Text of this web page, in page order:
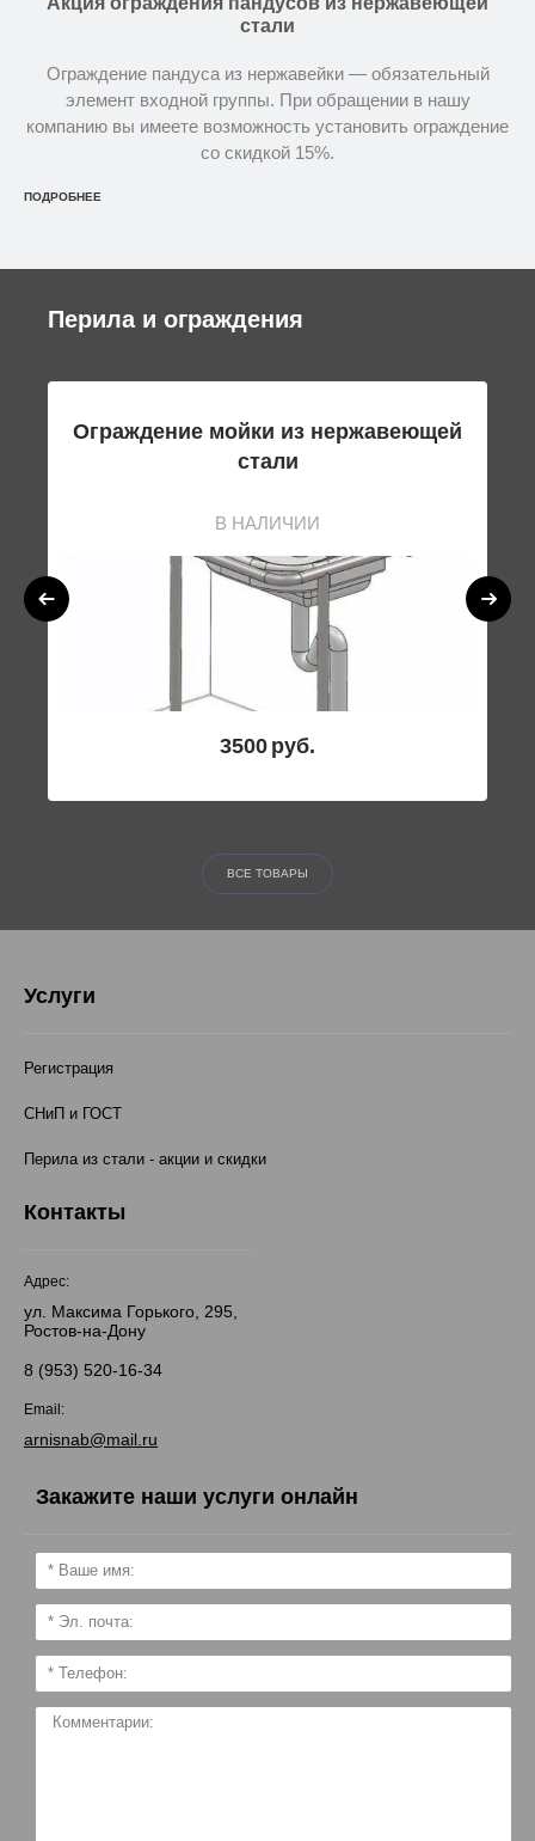
стали
Ограждение пандуса из нержавейки — обязательный
элемент входной группы. При обращении в нашу
компанию вы имеете возможность установить ограждение
со скидкой 15%.
ПОДРОБНЕЕ
Перила и ограждения
Ограждение мойки из нержавеющей
стали
В НАЛИЧИИ
3500 руб.
ВСЕ ТОВАРЫ
Услуги
Регистрация
СНиП и ГОСТ
Перила из стали - акции и скидки
Контакты
Адрес:
ул. Максима Горького, 295,
Ростов-на-Дону
8 (953) 520-16-34
Email:
arnisnab@mail.ru
Закажите наши услуги онлайн